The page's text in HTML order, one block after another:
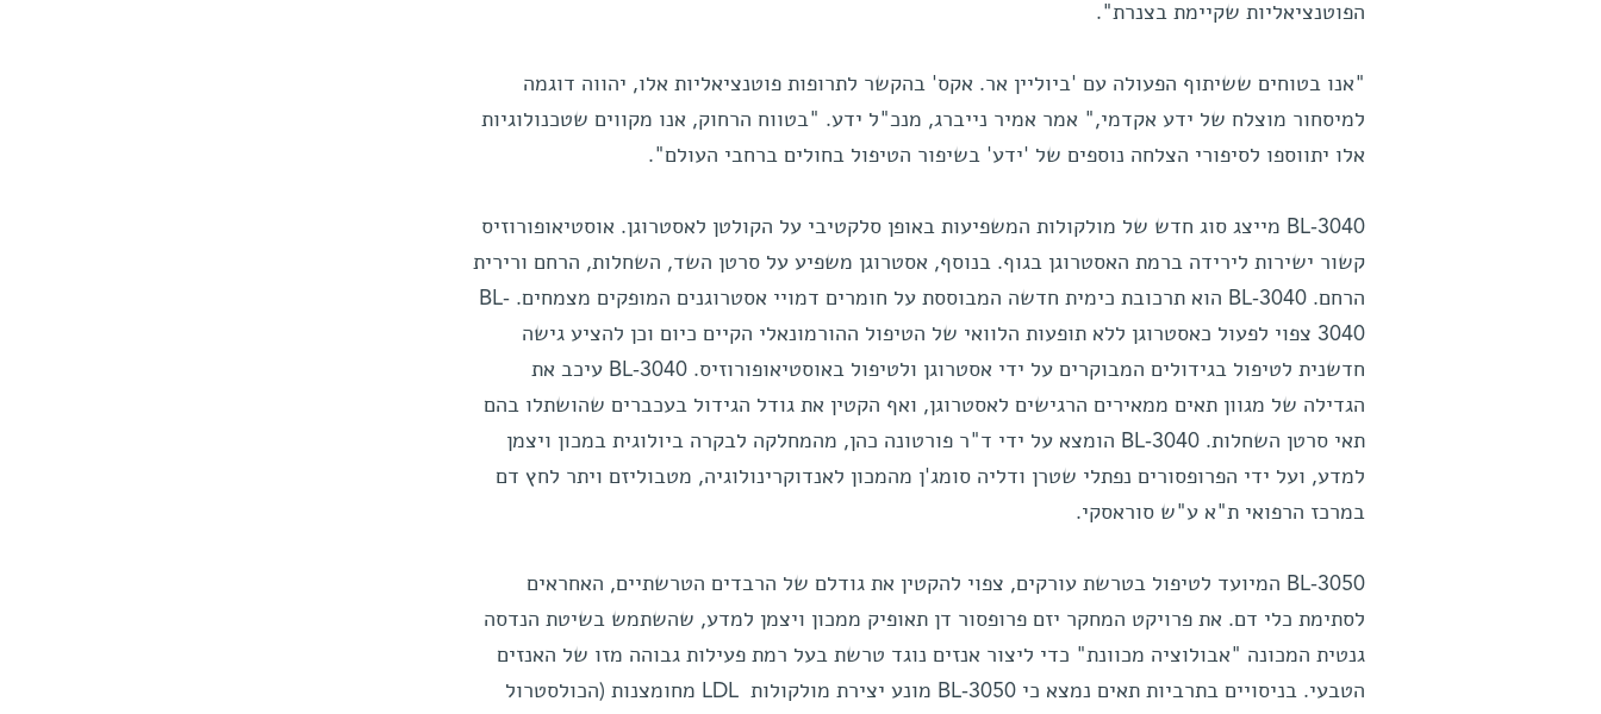
הפוטנציאליות שקיימת בצנרת".
"אנו בטוחים ששיתוף הפעולה עם 'ביוליין אר. אקס' בהקשר לתרופות פוטנציאליות אלו, יהווה דוגמה
למיסחור מוצלח של ידע אקדמי," אמר אמיר נייברג, מנכ"ל ידע. "בטווח הרחוק, אנו מקווים שטכנולוגיות
אלו יתווספו לסיפורי הצלחה נוספים של 'ידע' בשיפור הטיפול בחולים ברחבי העולם".
BL-3040 מייצג סוג חדש של מולקולות המשפיעות באופן סלקטיבי על הקולטן לאסטרוגן. אוסטיאופורוזיס
קשור ישירות לירידה ברמת האסטרוגן בגוף. בנוסף, אסטרוגן משפיע על סרטן השד, השחלות, הרחם ורירית
הרחם. BL-3040 הוא תרכובת כימית חדשה המבוססת על חומרים דמויי אסטרוגנים המופקים מצמחים. BL-
3040 צפוי לפעול כאסטרוגן ללא תופעות הלוואי של הטיפול ההורמונאלי הקיים כיום וכן להציע גישה
חדשנית לטיפול בגידולים המבוקרים על ידי אסטרוגן ולטיפול באוסטיאופורוזיס. BL-3040 עיכב את
הגדילה של מגוון תאים ממאירים הרגישים לאסטרוגן, ואף הקטין את גודל הגידול בעכברים שהושתלו בהם
תאי סרטן השחלות. BL-3040 הומצא על ידי ד"ר פורטונה כהן, מהמחלקה לבקרה ביולוגית במכון ויצמן
למדע, ועל ידי הפרופסורים נפתלי שטרן ודליה סומג'ן מהמכון לאנדוקרינולוגיה, מטבוליזם ויתר לחץ דם
במרכז הרפואי ת"א ע"ש סוראסקי.
BL-3050 המיועד לטיפול בטרשת עורקים, צפוי להקטין את גודלם של הרבדים הטרשתיים, האחראים
לסתימת כלי דם. את פרויקט המחקר יזם פרופסור דן תאופיק ממכון ויצמן למדע, שהשתמש בשיטת הנדסה
גנטית המכונה "אבולוציה מכוונת" כדי ליצור אנזים נוגד טרשת בעל רמת פעילות גבוהה מזו של האנזים
הטבעי. בניסויים בתרביות תאים נמצא כי BL-3050 מונע יצירת מולקולות LDL מחומצנות (הכולסטרול